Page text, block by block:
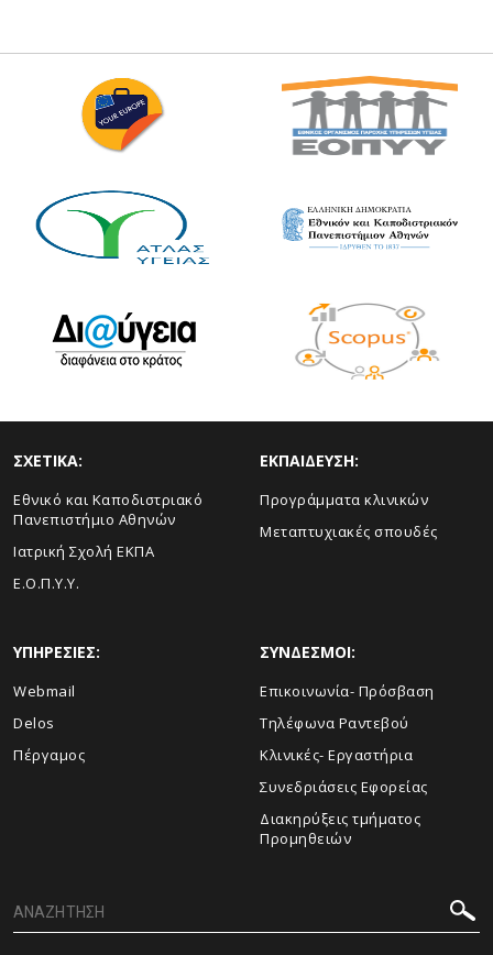
ΣΧΕΤΙΚΑ:
Εθνικό και Καποδιστριακό
Πανεπιστήμιο Αθηνών
Ιατρική Σχολή ΕΚΠΑ
Ε.Ο.Π.Υ.Υ.
ΕΚΠΑΙΔΕΥΣΗ:
Προγράμματα κλινικών
Μεταπτυχιακές σπουδές
ΥΠΗΡΕΣΙΕΣ:
Webmail
Delos
Πέργαμος
ΣΥΝΔΕΣΜΟΙ:
Επικοινωνία- Πρόσβαση
Τηλέφωνα Ραντεβού
Κλινικές- Εργαστήρια
Συνεδριάσεις Εφορείας
Διακηρύξεις τμήματος
Προμηθειών